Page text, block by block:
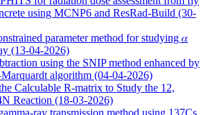
using MCNP6 and ResRad-Build (30-
parameter method for studying 𝛼
(13-04-2026)
using the SNIP method enhanced by
algorithm (04-04-2026)
Calculable R-matrix to Study the 12,
Reaction (18-03-2026)
ray transmission method using 137Cs